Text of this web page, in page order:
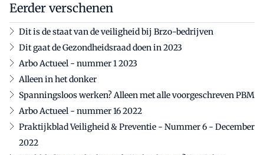
Eerder verschenen
Dit is de staat van de veiligheid bij Brzo-bedrijven
Dit gaat de Gezondheidsraad doen in 2023
Arbo Actueel - nummer 1 2023
Alleen in het donker
Spanningsloos werken? Alleen met alle voorgeschreven PBM
Arbo Actueel - nummer 16 2022
Praktijkblad Veiligheid & Preventie - Nummer 6 - December
2022